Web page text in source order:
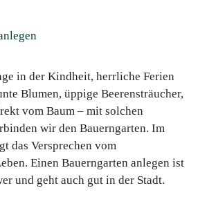
in der Kindheit, herrliche Ferien
Blumen, üppige Beerensträucher,
vom Baum – mit solchen
wir den Bauerngarten. Im
das Versprechen vom
Einen Bauerngarten anlegen ist
und geht auch gut in der Stadt.